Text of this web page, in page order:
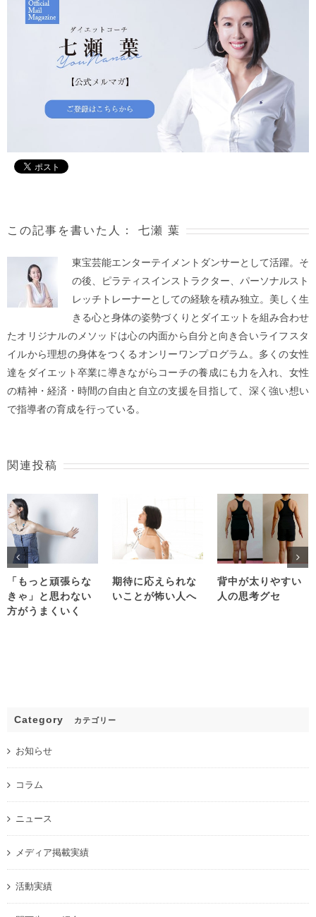
この記事を書いた人： 七瀬 葉
東宝芸能エンターテイメントダンサーとして活躍。そ
の後、ピラティスインストラクター、パーソナルスト
レッチトレーナーとしての経験を積み独立。美しく生
きる心と身体の姿勢づくりとダイエットを組み合わせ
たオリジナルのメソッドは心の内面から自分と向き合いライフスタ
イルから理想の身体をつくるオンリーワンプログラム。多くの女性
達をダイエット卒業に導きながらコーチの養成にも力を入れ、女性
の精神・経済・時間の自由と自立の支援を目指して、深く強い想い
で指導者の育成を行っている。
関連投稿
「もっと頑張らな
きゃ」と思わない
方がうまくいく
期待に応えられな
いことが怖い人へ
背中が太りやすい
人の思考グセ
Category カテゴリー
お知らせ
コラム
ニュース
メディア掲載実績
活動実績